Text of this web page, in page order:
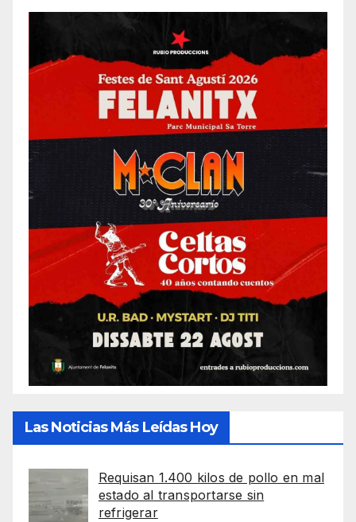
Las Noticias Más Leídas Hoy
Requisan 1.400 kilos de pollo en mal
estado al transportarse sin
refrigerar